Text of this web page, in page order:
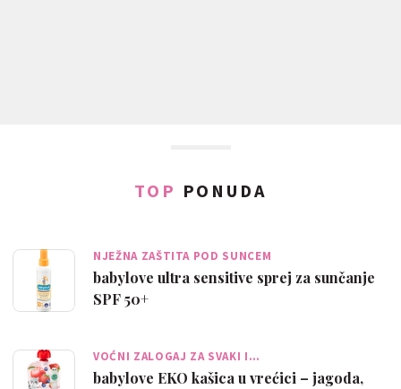
TOP PONUDA
NJEŽNA ZAŠTITA POD SUNCEM
babylove ultra sensitive sprej za sunčanje
SPF 50+
VOĆNI ZALOGAJ ZA SVAKI I…
babylove EKO kašica u vrećici – jagoda,